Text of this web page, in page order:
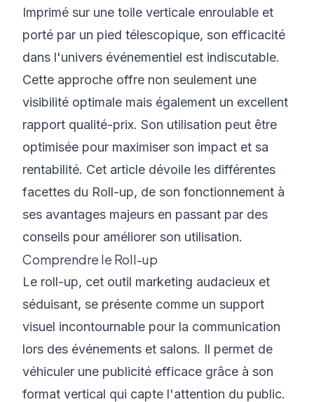
Imprimé sur une toile verticale enroulable et
porté par un pied télescopique, son efficacité
dans l'univers événementiel est indiscutable.
Cette approche offre non seulement une
visibilité optimale mais également un excellent
rapport qualité-prix. Son utilisation peut être
optimisée pour maximiser son impact et sa
rentabilité. Cet article dévoile les différentes
facettes du Roll-up, de son fonctionnement à
ses avantages majeurs en passant par des
conseils pour améliorer son utilisation.
Comprendre le Roll-up
Le roll-up, cet outil marketing audacieux et
séduisant, se présente comme un support
visuel incontournable pour la communication
lors des événements et salons. Il permet de
véhiculer une publicité efficace grâce à son
format vertical qui capte l'attention du public.